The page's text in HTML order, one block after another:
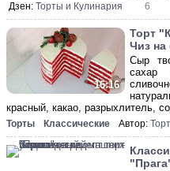
Дзен: Торты и Кулинария 6
16:16
Торт
Чиз на
Сыр
сахар
красный, какао, разрыхлитель,
Торты Классические Автор: